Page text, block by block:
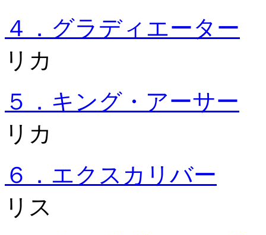
４．グラディエーター
リカ
５．キング・アーサー
リカ
６．エクスカリバー
リス